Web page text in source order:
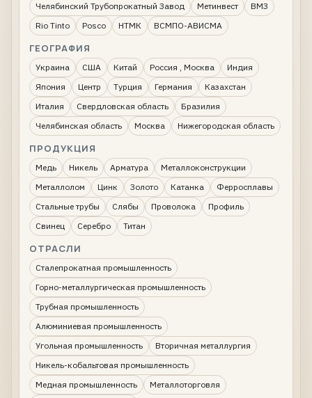
Челябинский Трубопрокатный Завод
Метинвест
ВМЗ
Rio Tinto
Posco НТМК ВСМПО-АВИСМА
ГЕОГРАФИЯ
Украина США Китай Россия , Москва
Индия
Япония
Центр Турция Германия
Казахстан
Италия
Свердловская область
Бразилия
Челябинская область
Москва Нижегородская область
ПРОДУКЦИЯ
Медь Никель Арматура
Металлоконструкции
Металлолом
Цинк Золото Катанка
Ферросплавы
Стальные трубы
Слябы Проволока
Профиль
Свинец
Серебро Титан
ОТРАСЛИ
Сталепрокатная промышленность
Горно-металлургическая промышленность
Трубная промышленность
Алюминиевая промышленность
Угольная промышленность
Вторичная металлургия
Никель-кобальтовая промышленность
Медная промышленность
Металлоторговля